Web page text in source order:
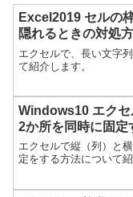
Excel2019 セルの
隠れるときの対処
エクセルで、長い文字
て紹介します。
Windows10 エクセ
2か所を同時に固定
エクセルで縦（列）と
定をする方法について紹